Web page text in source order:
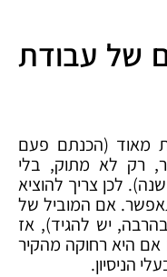
של עבודת
מאוד (הכנתם פעם
רק לא מתוק, בלי
לכן צריך להוציא
אם המוביל של
יש להגיד), אז
אם היא רחוקה מהקיר
הניסיון.